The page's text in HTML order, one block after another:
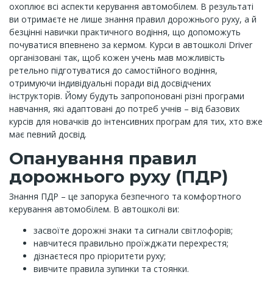
охоплює всі аспекти керування автомобілем. В результаті
ви отримаєте не лише знання правил дорожнього руху, а й
безцінні навички практичного водіння, що допоможуть
почуватися впевнено за кермом. Курси в автошколі Driver
організовані так, щоб кожен учень мав можливість
ретельно підготуватися до самостійного водіння,
отримуючи індивідуальні поради від досвідчених
інструкторів. Йому будуть запропоновані різні програми
навчання, які адаптовані до потреб учнів – від базових
курсів для новачків до інтенсивних програм для тих, хто вже
має певний досвід.
Опанування правил
дорожнього руху (ПДР)
Знання ПДР – це запорука безпечного та комфортного
керування автомобілем. В автошколі ви:
засвоїте дорожні знаки та сигнали світлофорів;
навчитеся правильно проїжджати перехрестя;
дізнаєтеся про пріоритети руху;
вивчите правила зупинки та стоянки.